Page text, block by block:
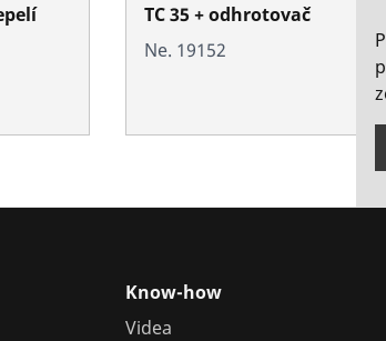
TC 35 + odhrotovač
Ne. 19152
Know-how
Videa